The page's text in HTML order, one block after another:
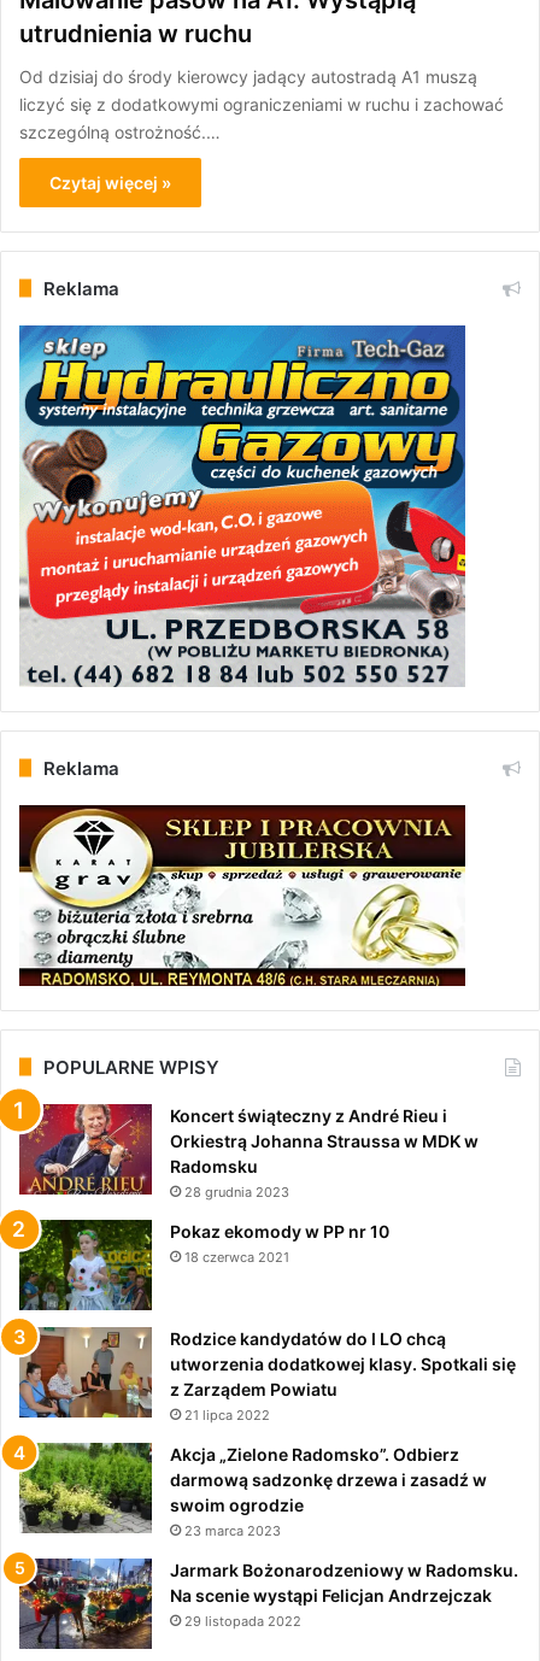
utrudnienia w ruchu
Od dzisiaj do środy kierowcy jadący autostradą A1 muszą
liczyć się z dodatkowymi ograniczeniami w ruchu i zachować
szczególną ostrożność.…
Czytaj więcej »
Reklama
Reklama
POPULARNE WPISY
Koncert świąteczny z André Rieu i
Orkiestrą Johanna Straussa w MDK w
Radomsku
28 grudnia 2023
Pokaz ekomody w PP nr 10
18 czerwca 2021
Rodzice kandydatów do I LO chcą
utworzenia dodatkowej klasy. Spotkali się
z Zarządem Powiatu
21 lipca 2022
Akcja „Zielone Radomsko”. Odbierz
darmową sadzonkę drzewa i zasadź w
swoim ogrodzie
23 marca 2023
Jarmark Bożonarodzeniowy w Radomsku.
Na scenie wystąpi Felicjan Andrzejczak
29 listopada 2022